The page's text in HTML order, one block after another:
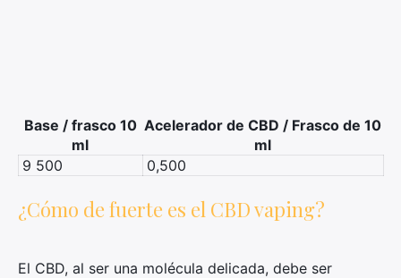
Base / frasco 10
ml
Acelerador de CBD / Frasco de 10
ml
9 500
0,500
¿Cómo de fuerte es el CBD vaping?
El CBD, al ser una molécula delicada, debe ser